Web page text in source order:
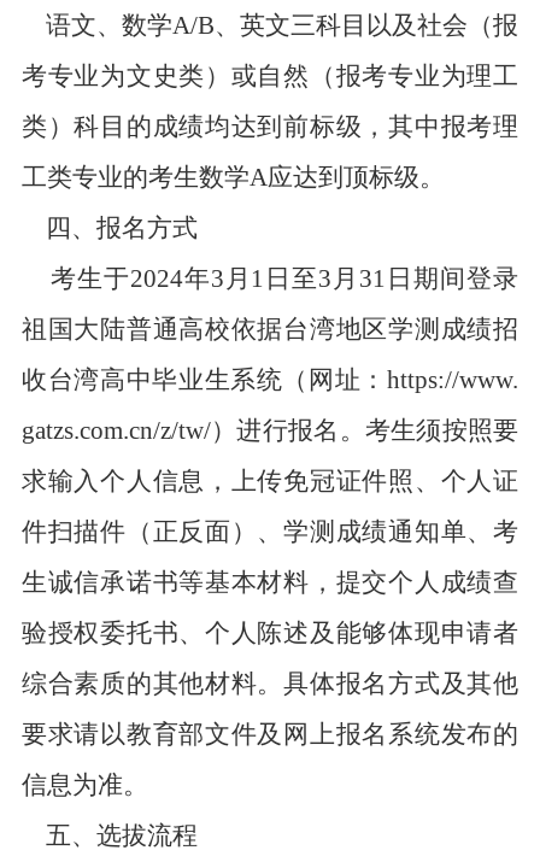
语文、数学A/B、英文三科目以及社会（报
考专业为文史类）或自然（报考专业为理工
类）科目的成绩均达到前标级，其中报考理
工类专业的考生数学A应达到顶标级。
四、报名方式
考生于2024年3月1日至3月31日期间登录
祖国大陆普通高校依据台湾地区学测成绩招
收台湾高中毕业生系统（网址：https://www.
gatzs.com.cn/z/tw/）进行报名。考生须按照要
求输入个人信息，上传免冠证件照、个人证
件扫描件（正反面）、学测成绩通知单、考
生诚信承诺书等基本材料，提交个人成绩查
验授权委托书、个人陈述及能够体现申请者
综合素质的其他材料。具体报名方式及其他
要求请以教育部文件及网上报名系统发布的
信息为准。
五、选拔流程